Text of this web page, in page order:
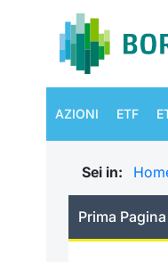
AZIONI ETF
Sei in:
Prima Pagina